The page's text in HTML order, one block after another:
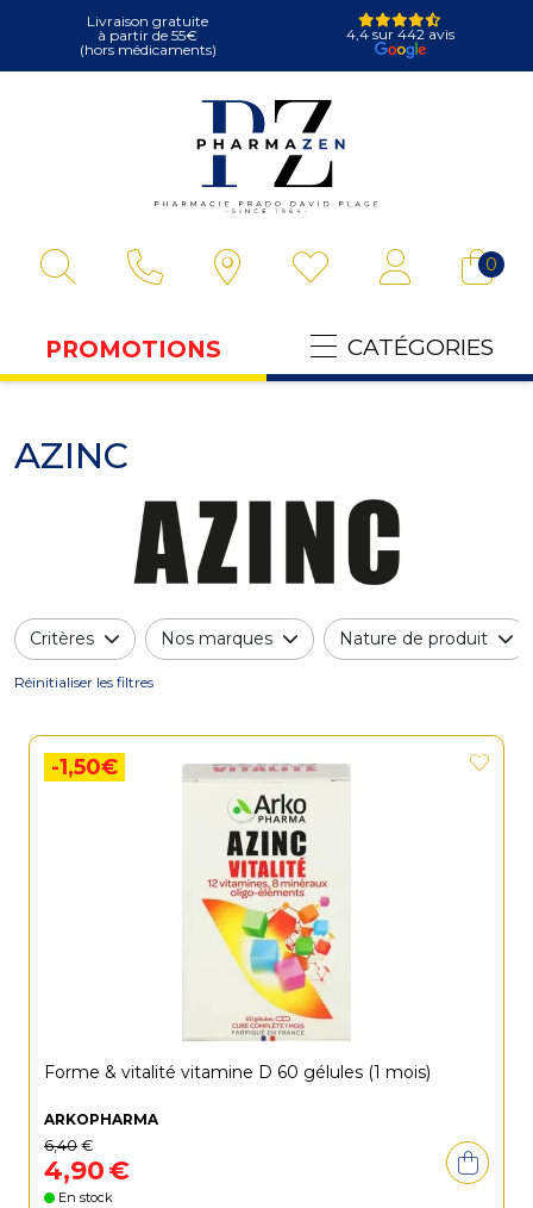
Livraison gratuite
à partir de 55€
(hors médicaments)
4,4 sur 442 avis
0
PROMOTIONS CATÉGORIES
AZINC
Critères Nos marques Nature de produit
Réinitialiser les filtres
-1,50€
Forme & vitalité vitamine D 60 gélules (1 mois)
ARKOPHARMA
6,40€
4,90€
En stock